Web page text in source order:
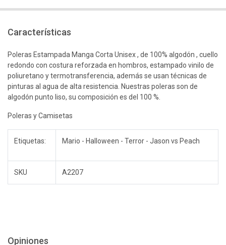
Características
Poleras Estampada Manga Corta Unisex , de 100% algodón , cuello
redondo con costura reforzada en hombros, estampado vinilo de
poliuretano y termotransferencia, además se usan técnicas de
pinturas al agua de alta resistencia. Nuestras poleras son de
algodón punto liso, su composición es del 100 %.
Poleras y Camisetas
Etiquetas: Mario - Halloween - Terror - Jason vs Peach
SKU A2207
Opiniones